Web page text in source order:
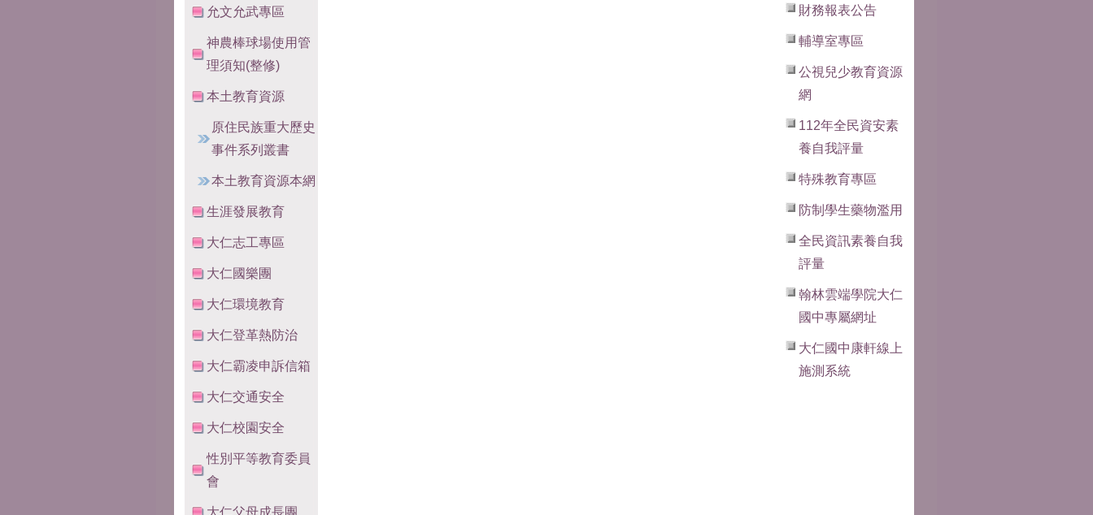
允文允武專區
神農棒球場使用管
理須知(整修)
本土教育資源
原住民族重大歷史
事件系列叢書
本土教育資源本網
生涯發展教育
大仁志工專區
大仁國樂團
大仁環境教育
大仁登革熱防治
大仁霸凌申訴信箱
大仁交通安全
大仁校園安全
性別平等教育委員
會
大仁父母成長團
財務報表公告
輔導室專區
公視兒少教育資源
網
112年全民資安素
養自我評量
特殊教育專區
防制學生藥物濫用
全民資訊素養自我
評量
翰林雲端學院大仁
國中專屬網址
大仁國中康軒線上
施測系統